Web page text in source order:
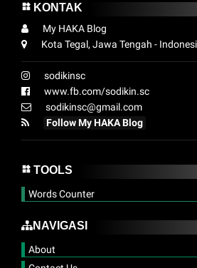
KONTAK
My HAKA Blog
Kota Tegal, Jawa Tengah -
sodikinsc
www.fb.com/sodikin.sc
sodikinsc@gmail.com
Follow My HAKA Blog
TOOLS
Words Counter
NAVIGASI
About